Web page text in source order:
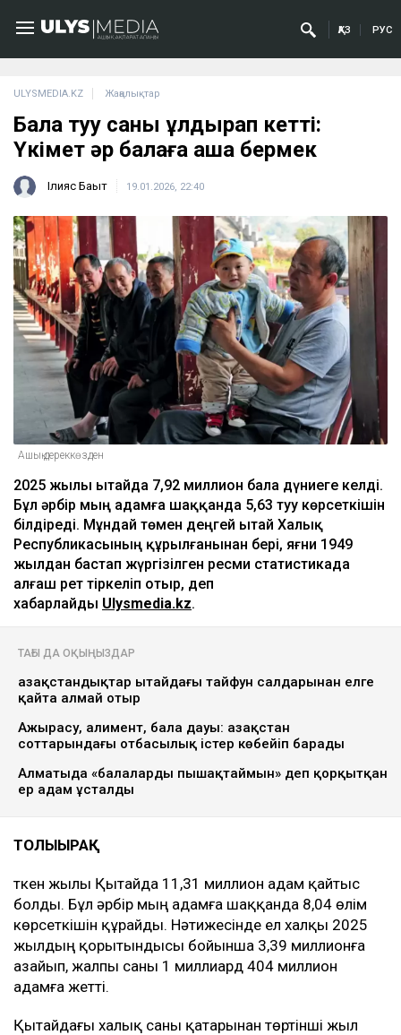
ҚАЗ РУС
ULYSMEDIA.KZ Жаңалықтар
Бала туу саны құлдырап кетті:
Үкімет әр балаға ақша бермек
Ілияс Бақыт 19.01.2026, 22:40
Ашық дереккөзден
2025 жылы Қытайда 7,92 миллион бала дүниеге келді.
Бұл әрбір мың адамға шаққанда 5,63 туу көрсеткішін
білдіреді. Мұндай төмен деңгей Қытай Халық
Республикасының құрылғанынан бері, яғни 1949
жылдан бастап жүргізілген ресми статистикада
алғаш рет тіркеліп отыр, деп
хабарлайды Ulysmedia.kz.
ТАҒЫ ДА ОҚЫҢЫЗДАР
Қазақстандықтар Қытайдағы тайфун салдарынан елге
қайта алмай отыр
Ажырасу, алимент, бала дауы: Қазақстан
соттарындағы отбасылық істер көбейіп барады
Алматыда «балаларды пышақтаймын» деп қорқытқан
ер адам ұсталды
ТОЛЫҒЫРАҚ
Өткен жылы Қытайда 11,31 миллион адам қайтыс
болды. Бұл әрбір мың адамға шаққанда 8,04 өлім
көрсеткішін құрайды. Нәтижесінде ел халқы 2025
жылдың қорытындысы бойынша 3,39 миллионға
азайып, жалпы саны 1 миллиард 404 миллион
адамға жетті.
Қытайдағы халық саны қатарынан төртінші жыл